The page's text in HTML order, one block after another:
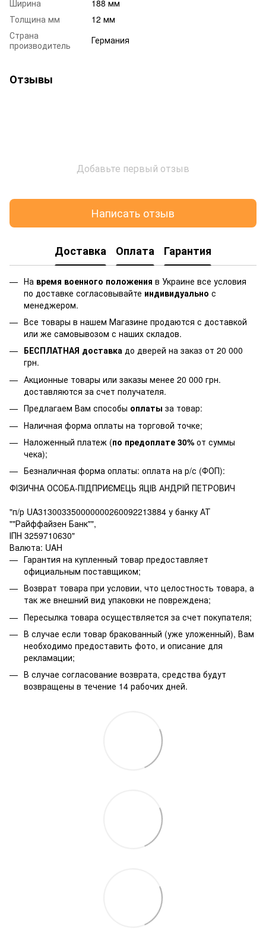
Ширина
188 мм
Толщина мм
12 мм
Страна
производитель
Германия
Отзывы
Добавьте первый отзыв
Написать отзыв
Доставка Оплата Гарантия
На время военного положения в Украине все условия
по доставке согласовывайте индивидуально с
менеджером.
Все товары в нашем Магазине продаются с доставкой
или же самовывозом с наших складов.
БЕСПЛАТНАЯ доставка до дверей на заказ от 20 000
грн.
Акционные товары или заказы менее 20 000 грн.
доставляются за счет получателя.
Предлагаем Вам способы оплаты за товар:
Наличная форма оплаты на торговой точке;
Наложенный платеж (по предоплате 30% от суммы
чека);
Безналичная форма оплаты: оплата на р/с (ФОП):
ФІЗИЧНА ОСОБА-ПІДПРИЄМЕЦЬ ЯЦІВ АНДРІЙ ПЕТРОВИЧ
"п/р UA313003350000000260092213884 у банку АТ
""Райффайзен Банк"",
ІПН 3259710630"
Валюта: UAH
Гарантия на купленный товар предоставляет
официальным поставщиком;
Возврат товара при условии, что целостность товара, а
так же внешний вид упаковки не повреждена;
Пересылка товара осуществляется за счет покупателя;
В случае если товар бракованный (уже уложенный), Вам
необходимо предоставить фото, и описание для
рекламации;
В случае согласование возврата, средства будут
возвращены в течение 14 рабочих дней.